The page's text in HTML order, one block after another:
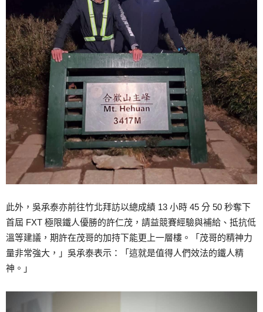
此外，吳承泰亦前往竹北拜訪以總成績 13 小時 45 分 50 秒奪下
首屆 FXT 極限鐵人優勝的許仁茂，請益競賽經驗與補給、抵抗低
溫等建議，期許在茂哥的加持下能更上一層樓。「茂哥的精神力
量非常強大，」吳承泰表示：「這就是值得人們效法的鐵人精
神。」